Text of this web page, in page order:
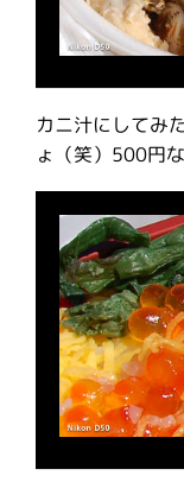
カニ汁にしてみ
ょ（笑）500円